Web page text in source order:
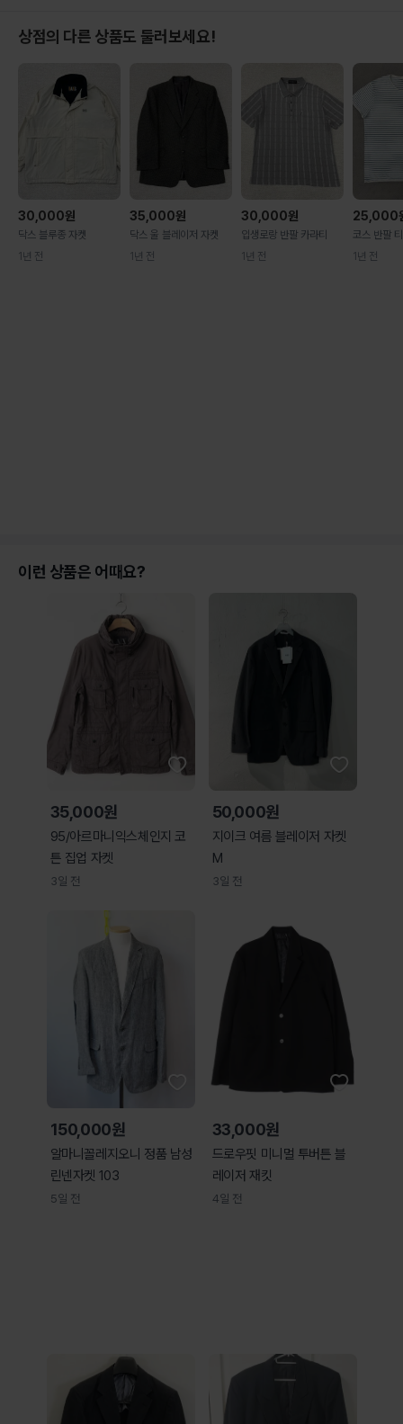
상점의 다른 상품도 둘러보세요!
30,000원
닥스 블루종 자켓
1년 전
35,000원
닥스 울 블레이저 자켓
1년 전
30,000원
입생로랑 반팔 카라티
1년 전
25,000
코스 반팔
1년 전
이런 상품은 어때요?
35,000원
95/아르마니익스체인지 코
튼 집업 자켓
3일 전
50,000원
지이크 여름 블레이저 자켓
M
3일 전
150,000원
알마니꼴레지오니 정품 남성
린넨자켓 103
5일 전
33,000원
드로우핏 미니멀 투버튼 블
레이저 재킷
4일 전